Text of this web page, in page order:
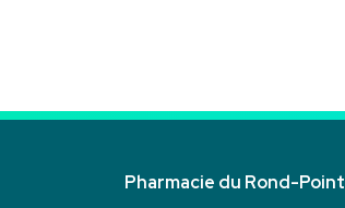
Pharmacie du Rond-Point